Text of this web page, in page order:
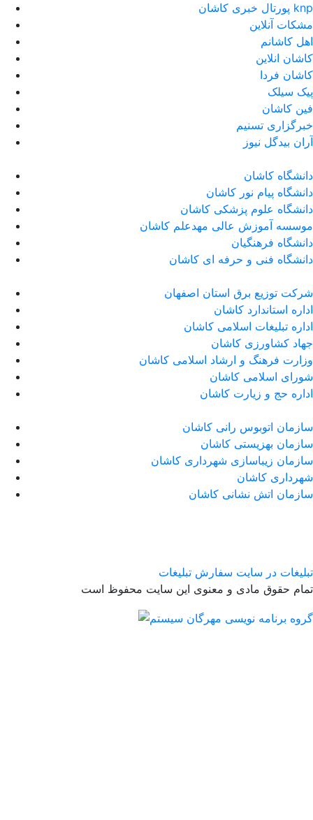
پورتال خبری كاشان knp
مشکات آنلاین
اهل کاشانم
کاشان انلاین
کاشان فردا
پیک سیلک
فین کاشان
خبرگزاری تسنیم
آران بیدگل نیوز
دانشگاه کاشان
دانشگاه پیام نور کاشان
دانشگاه علوم پزشکی کاشان
موسسه آموزش عالی مهدعلم کاشان
دانشگاه فرهنگیان
دانشگاه فنی و حرفه ای کاشان
شرکت توزیع برق استان اصفهان
اداره استاندارد كاشان
اداره تبلیغات اسلامی کاشان
جهاد کشاورزی کاشان
وزارت فرهنگ و ارشاد اسلامی کاشان
شورای اسلامی کاشان
اداره حج و زیارت کاشان
سازمان اتوبوس رانی کاشان
سازمان بهزیستی کاشان
سازمان زیباسازی شهرداری کاشان
شهرداری کاشان
سازمان اتش نشانی کاشان
تبلیغات در سایت سفارش تبلیغات
تمام حقوق مادی و معنوی این سایت محفوظ است